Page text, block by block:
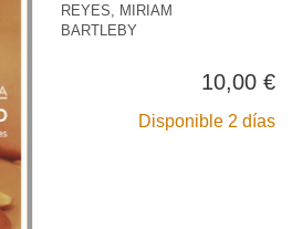
REYES, MIRIAM
BARTLEBY
10,00 €
Disponible 2 días